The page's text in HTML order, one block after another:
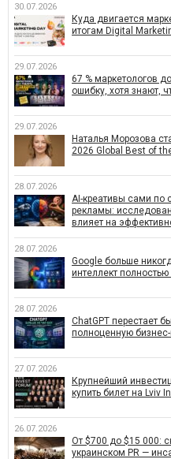
30.07.2026
Куда двигается
итогам Digital
29.07.2026
67 % маркетологов
ошибку, хотя знают,
29.07.2026
Наталья Морозова
2026 Global Best of
28.07.2026
AI-креативы сами по
рекламы:
влияет на
28.07.2026
Google больше
интеллект
28.07.2026
ChatGPT перестает
полноценную
27.07.2026
Крупнейший
купить билет на Lviv
26.07.2026
От $700 до $15 000:
украинском PR —